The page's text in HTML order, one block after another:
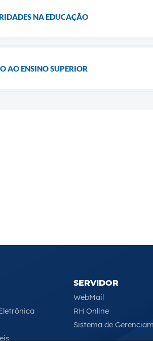
NA EDUCAÇÃO
AO ENSINO SUPERIOR
SERVIDOR
WebMail
RH Online
Sistema de